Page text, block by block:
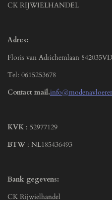
CK RIJWIELHANDEL
Adres:
Floris van Adrichemlaan
Tel: 0615253678
Contact mail.
KVK : 52977129
BTW : NL185436493
Bank gegevens:
CK Rijwielhandel